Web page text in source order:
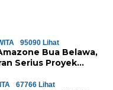
95090 Lihat
Bua Belawa,
Serius Proyek
67766 Lihat